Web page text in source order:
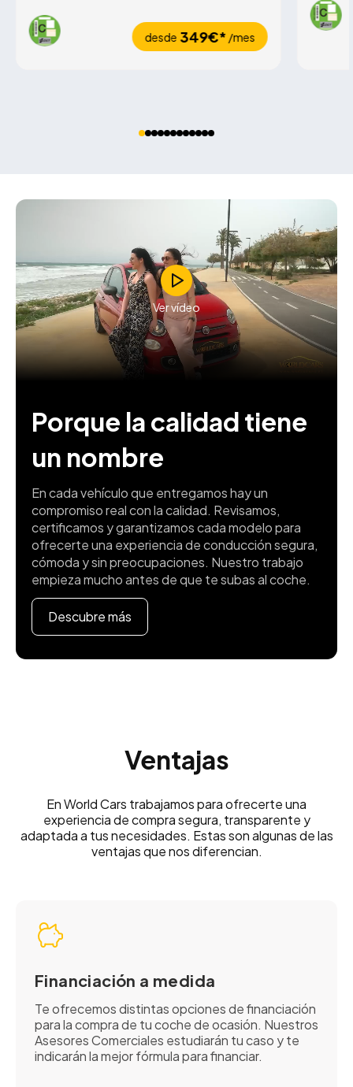
desde 349€*/mes
Ver vídeo
Porque la calidad tiene
un nombre
En cada vehículo que entregamos hay un
compromiso real con la calidad. Revisamos,
certificamos y garantizamos cada modelo para
ofrecerte una experiencia de conducción segura,
cómoda y sin preocupaciones. Nuestro trabajo
empieza mucho antes de que te subas al coche.
Descubre más
Ventajas
En World Cars trabajamos para ofrecerte una
experiencia de compra segura, transparente y
adaptada a tus necesidades. Estas son algunas de las
ventajas que nos diferencian.
Financiación a medida
Te ofrecemos distintas opciones de financiación
para la compra de tu coche de ocasión. Nuestros
Asesores Comerciales estudiarán tu caso y te
indicarán la mejor fórmula para financiar.